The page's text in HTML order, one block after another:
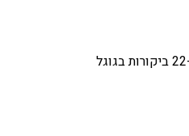
22ביקורות בגוגל